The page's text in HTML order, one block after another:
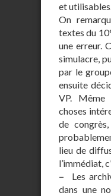
et
On
textes du
une erreur.
simulacre,
par le
ensuite
VP.
choses
de
lieu de
l’immédiat,
– Les
dans une